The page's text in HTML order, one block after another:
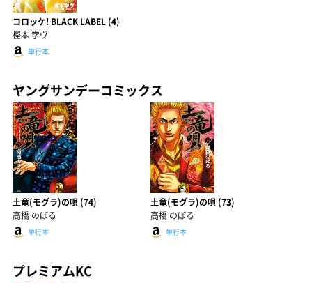
コロッケ! BLACK LABEL (4)
樫本 学ヴ
単行本
ヤングサンデーコミックス
土竜(モグラ)の唄 (74)
高橋 のぼる
単行本
土竜(モグラ)の唄 (73)
高橋 のぼる
単行本
プレミアムKC